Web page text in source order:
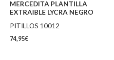
MERCEDITA PLANTILLA
EXTRAIBLE LYCRA NEGRO
PITILLOS 10012
74,95€